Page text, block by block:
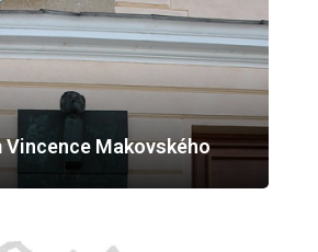
Vincence Makovského